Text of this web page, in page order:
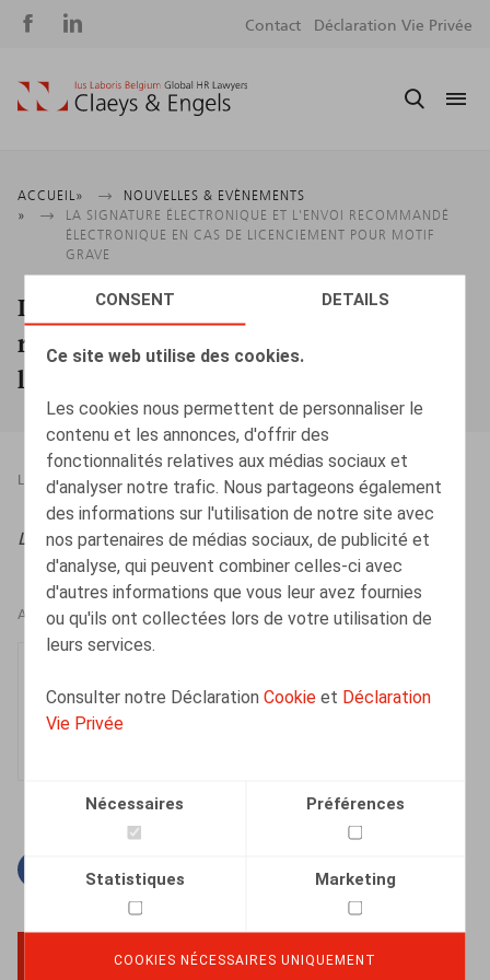
CONSENT DETAILS
Ce site web utilise des cookies.
Les cookies nous permettent de personnaliser le
contenu et les annonces, d'offrir des
fonctionnalités relatives aux médias sociaux et
d'analyser notre trafic. Nous partageons également
des informations sur l'utilisation de notre site avec
nos partenaires de médias sociaux, de publicité et
d'analyse, qui peuvent combiner celles-ci avec
d'autres informations que vous leur avez fournies
ou qu'ils ont collectées lors de votre utilisation de
leurs services.
Consulter notre DéclarationCookie et Déclaration
Vie Privée
Nécessaires Préférences
Statistiques Marketing
COOKIES NÉCESSAIRES UNIQUEMENT
Social
Contact Déclaration Vie Privée
Fil
d'Ariane
ACCUEIL
NOUVELLES & EVÈNEMENTS
LA SIGNATURE ÉLECTRONIQUE ET L'ENVOI RECOMMANDÉ
ÉLECTRONIQUE EN CAS DE LICENCIEMENT POUR MOTIF
GRAVE
La signature électronique et l'envoi
recommandé électronique en cas de
licenciement pour motif grave
LEGAL MAGAZINES 10.02.2026
Licenciement & Démission, 2026, n° 1, pp. 2 - 8
AUTEURS
Collaborateur
Facebook
TwitterLinkedin